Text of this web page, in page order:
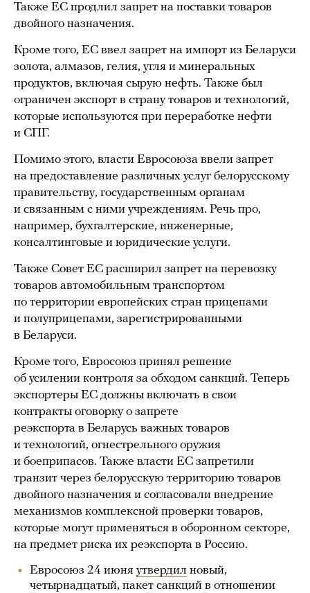
Также ЕС продлил запрет на поставки товаров
двойного назначения.
Кроме того, ЕС ввел запрет на импорт из Беларуси
золота, алмазов, гелия, угля и минеральных
продуктов, включая сырую нефть. Также был
ограничен экспорт в страну товаров и технологий,
которые используются при переработке нефти
и СПГ.
Помимо этого, власти Евросоюза ввели запрет
на предоставление различных услуг белорусскому
правительству, государственным органам
и связанным с ними учреждениям. Речь про,
например, бухгалтерские, инженерные,
консалтинговые и юридические услуги.
Также Совет ЕС расширил запрет на перевозку
товаров автомобильным транспортом
по территории европейских стран прицепами
и полуприцепами, зарегистрированными
в Беларуси.
Кроме того, Евросоюз принял решение
об усилении контроля за обходом санкций. Теперь
экспортеры ЕС должны включать в свои
контракты оговорку о запрете
реэкспорта в Беларусь важных товаров
и технологий, огнестрельного оружия
и боеприпасов. Также власти ЕС запретили
транзит через белорусскую территорию товаров
двойного назначения и согласовали внедрение
механизмов комплексной проверки товаров,
которые могут применяться в оборонном секторе,
на предмет риска их реэкспорта в Россию.
Евросоюз 24 июня утвердил новый,
четырнадцатый, пакет санкций в отношении